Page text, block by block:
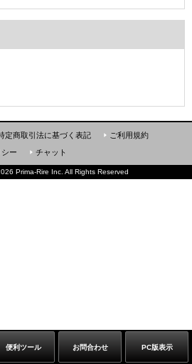
便利ツール お問合わせ PC版表示
定商取引法に基づく表記
ご利用規約
ー チャット
Prima-Rire Inc. All Rights Reserved